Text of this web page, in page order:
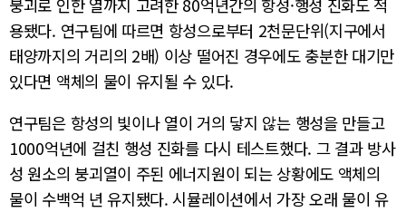
붕괴로 인한 열까지 고려한 80억년간의 항성·행성 진화도 적
용됐다. 연구팀에 따르면 항성으로부터 2천문단위(지구에서
태양까지의 거리의 2배) 이상 떨어진 경우에도 충분한 대기만
있다면 액체의 물이 유지될 수 있다.
연구팀은 항성의 빛이나 열이 거의 닿지 않는 행성을 만들고
1000억년에 걸친 행성 진화를 다시 테스트했다. 그 결과 방사
성 원소의 붕괴열이 주된 에너지원이 되는 상황에도 액체의
물이 수백억 년 유지됐다. 시뮬레이션에서 가장 오래 물이 유